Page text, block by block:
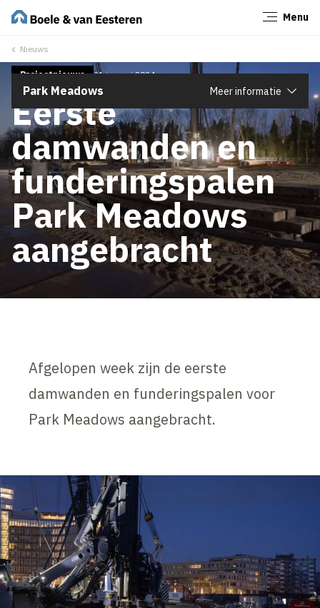
Menu
Nieuws
Park Meadows Meer informatie
Projectnieuws 31 januari 2024
Eerste
damwanden en
funderingspalen
Park Meadows
aangebracht
Afgelopen week zijn de eerste
damwanden en funderingspalen voor
Park Meadows aangebracht.
Sluiten